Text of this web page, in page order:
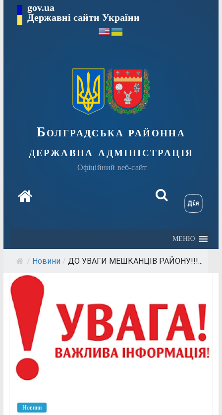
Перейтиgov.ua
Державні сайти України
Болградська районна
державна адміністрація
Офіційний веб-сайт
МЕНЮ
/ Новини / ДО УВАГИ МЕШКАНЦІВ РАЙОНУ!!!...
Новини